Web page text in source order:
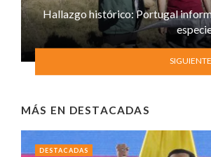
Hallazgo histórico: Portugal
MÁS EN DESTACADAS
DESTACADAS